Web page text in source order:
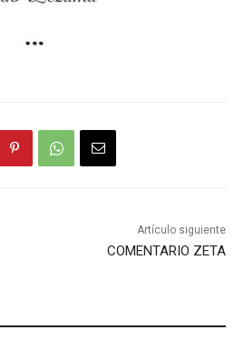
Artículo siguiente
COMENTARIO ZETA